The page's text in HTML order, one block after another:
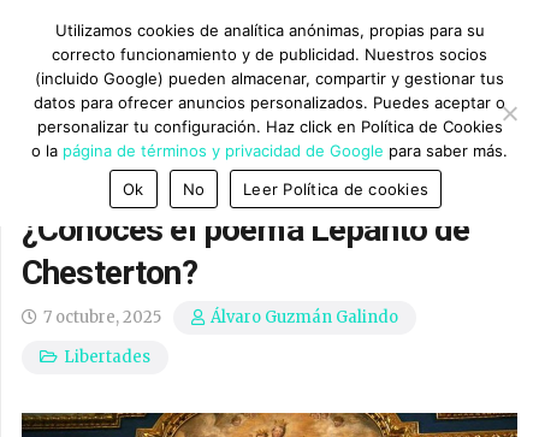
¿Conoces el poema Lepanto de
Chesterton?
7 octubre, 2025
Álvaro Guzmán Galindo
Libertades
Utilizamos cookies de analítica anónimas, propias para su
correcto funcionamiento y de publicidad. Nuestros socios
(incluido Google) pueden almacenar, compartir y gestionar tus
datos para ofrecer anuncios personalizados. Puedes aceptar o
personalizar tu configuración. Haz click en Política de Cookies
o la página de términos y privacidad de Google para saber más.
Ok
No Leer Política de cookies